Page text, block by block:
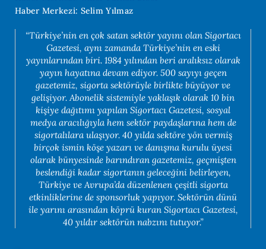
Haber Merkezi: Selim Yılmaz
“Türkiye’nin en çok satan sektör yayını olan Sigortacı
Gazetesi, aynı zamanda Türkiye’nin en eski
yayınlarından biri. 1984 yılından beri aralıksız olarak
yayın hayatına devam ediyor. 500 sayıyı geçen
gazetemiz, sigorta sektörüyle birlikte büyüyor ve
gelişiyor. Abonelik sistemiyle yaklaşık olarak 10 bin
kişiye dağıtımı yapılan Sigortacı Gazetesi, sosyal
medya aracılığıyla hem sektör paydaşlarına hem de
sigortalılara ulaşıyor. 40 yılda sektöre yön vermiş
birçok ismin köşe yazarı ve danışma kurulu üyesi
olarak bünyesinde barındıran gazetemiz, geçmişten
beslendiği kadar sigortanın geleceğini belirleyen,
Türkiye ve Avrupa’da düzenlenen çeşitli sigorta
etkinliklerine de sponsorluk yapıyor. Sektörün dünü
ile yarını arasından köprü kuran Sigortacı Gazetesi,
40 yıldır sektörün nabzını tutuyor.”